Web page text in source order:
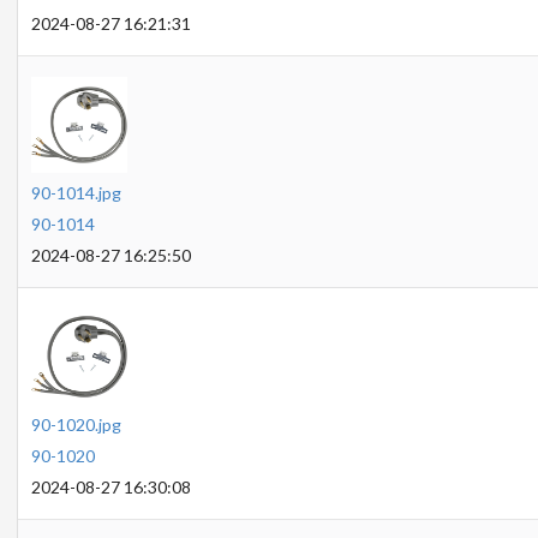
2024-08-27 16:21:31
90-1014.jpg
90-1014
2024-08-27 16:25:50
90-1020.jpg
90-1020
2024-08-27 16:30:08